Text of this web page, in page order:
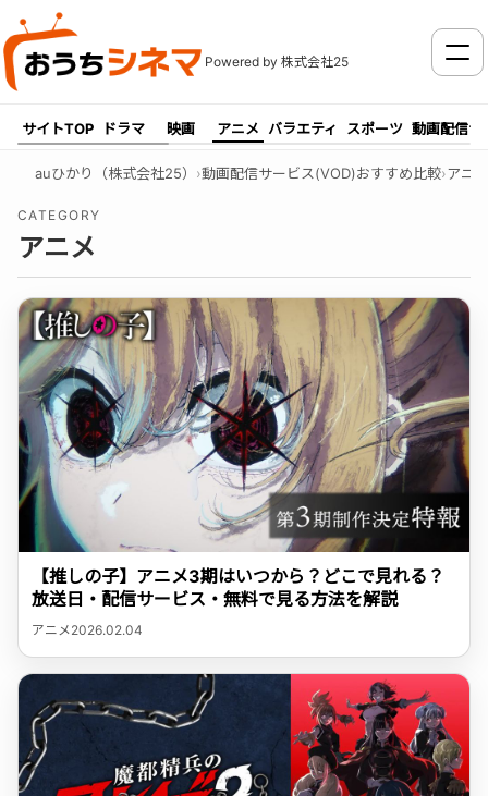
Powered by 株式会社25 メニ
サイトTOP ドラマ 映画 アニメ バラエティ スポーツ 動画配信サ
auひかり（株式会社25） ›動画配信サービス(VOD)おすすめ比較›アニメ
CATEGORY
アニメ
【推しの子】アニメ3期はいつから？どこで見れる？
放送日・配信サービス・無料で見る方法を解説
アニメ2026.02.04